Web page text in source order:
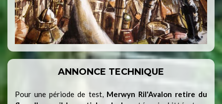
ANNONCE TECHNIQUE
Pour une période de test,Merwyn Ril'Avalon retire du